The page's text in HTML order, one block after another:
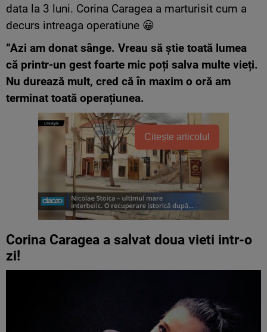
data la 3 luni. Corina Caragea a marturisit cum a
decurs intreaga operatiune 😀
”Azi am donat sânge. Vreau să știe toată lumea
că printr-un gest foarte mic poți salva multe vieți.
Nu durează mult, cred că în maxim o oră am
terminat toată operațiunea.
Citește articolul
Corina Caragea a salvat doua vieti intr-o
zi!